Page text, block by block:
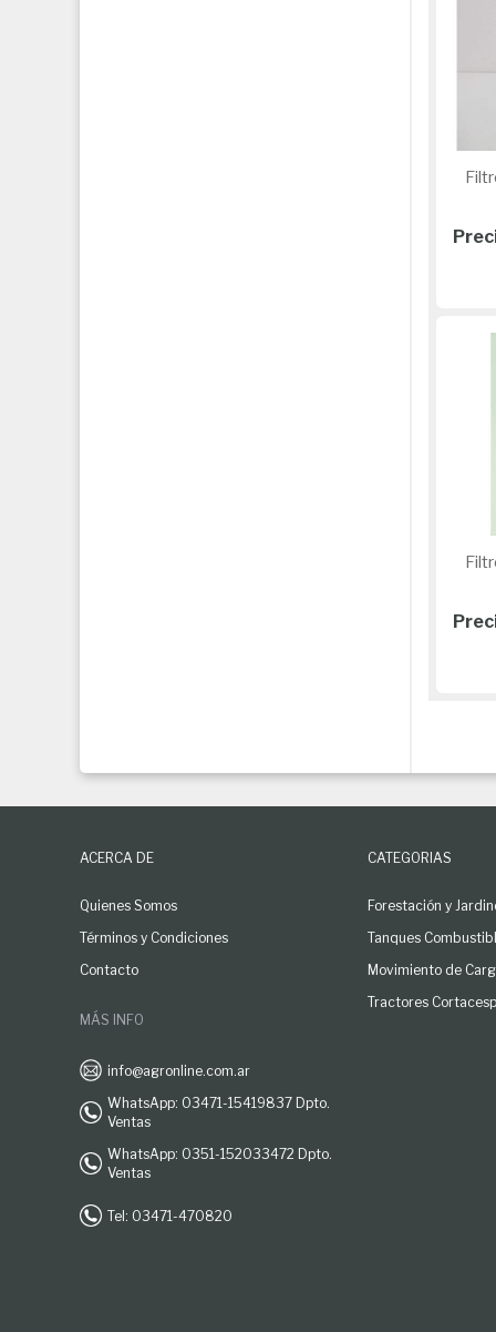
Filtro
Filtro
ACERCA DE
Quienes Somos
Términos y Condiciones
Contacto
MÁS INFO
info@agronline.com.ar
WhatsApp: 03471-15419837 Dpto.
Ventas
WhatsApp: 0351-152033472 Dpto.
Ventas
Tel: 03471-470820
CATEGORIAS
Forestación y
Tanques
Movimiento de
Tractores